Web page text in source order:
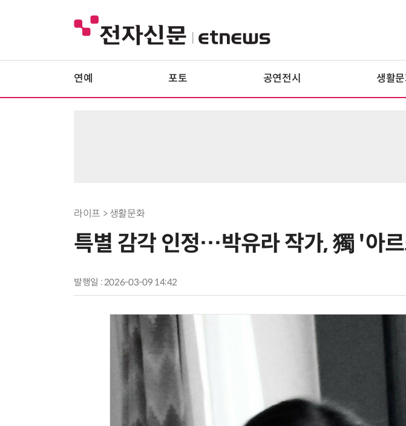
연예 포토 공연전시 생활
라이프 > 생활문화
특별 감각 인정…박유라 작가, 獨 '아
발행일 : 2026-03-09 14:42